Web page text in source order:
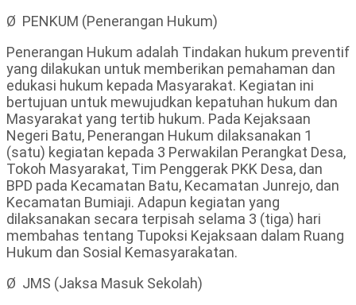
Ø PENKUM (Penerangan Hukum)
Penerangan Hukum adalah Tindakan hukum preventif
yang dilakukan untuk memberikan pemahaman dan
edukasi hukum kepada Masyarakat. Kegiatan ini
bertujuan untuk mewujudkan kepatuhan hukum dan
Masyarakat yang tertib hukum. Pada Kejaksaan
Negeri Batu, Penerangan Hukum dilaksanakan 1
(satu) kegiatan kepada 3 Perwakilan Perangkat Desa,
Tokoh Masyarakat, Tim Penggerak PKK Desa, dan
BPD pada Kecamatan Batu, Kecamatan Junrejo, dan
Kecamatan Bumiaji. Adapun kegiatan yang
dilaksanakan secara terpisah selama 3 (tiga) hari
membahas tentang Tupoksi Kejaksaan dalam Ruang
Hukum dan Sosial Kemasyarakatan.
Ø JMS (Jaksa Masuk Sekolah)